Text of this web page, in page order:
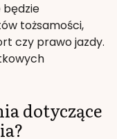
będzie
tożsamości,
czy prawo jazdy.
dotyczące